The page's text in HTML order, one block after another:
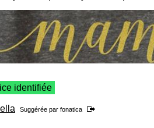
identifiée
Suggérée par fonatica